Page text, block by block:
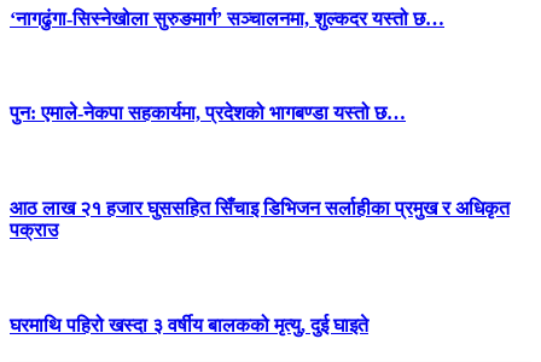
‘नागढुंगा-सिस्नेखोला सुरुङमार्ग’ सञ्चालनमा, शुल्कदर यस्तो छ…
पुन: एमाले-नेकपा सहकार्यमा, प्रदेशको भागबण्डा यस्तो छ…
आठ लाख २१ हजार घुससहित सिँचाइ डिभिजन सर्लाहीका प्रमुख र अधिकृत
पक्राउ
घरमाथि पहिरो खस्दा ३ वर्षीय बालकको मृत्यु, दुई घाइते